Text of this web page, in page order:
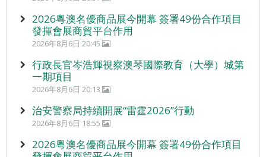
2026粵澳名優商品展今開幕 簽署49份合作項目
發揮會展商貿平台作用
2026年8月6日 20:45
行政長官岑浩輝視察澳琴國際教育（大學）城第
一期項目
2026年8月6日 20:13
治安警察局持續開展“雷霆2026”行動
2026年8月6日 18:55
2026粵澳名優商品展今開幕 簽署49份合作項目